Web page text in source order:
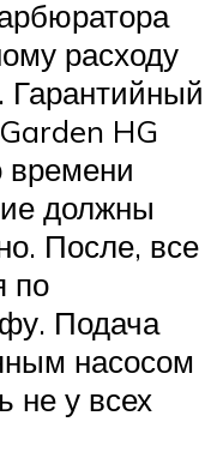
расходу
HG
времени
должны
После, все
по
Подача
насосом
не у всех